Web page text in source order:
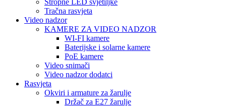
Stropne LED svjetiljke
Tračna rasvjeta
Video nadzor
KAMERE ZA VIDEO NADZOR
WI-FI kamere
Baterijske i solarne kamere
PoE kamere
Video snimači
Video nadzor dodatci
Rasvjeta
Okviri i armature za žarulje
Držač za E27 žarulje